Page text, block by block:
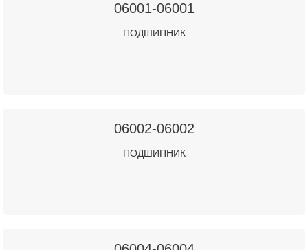
06001-06001
ПОДШИПНИК
06002-06002
ПОДШИПНИК